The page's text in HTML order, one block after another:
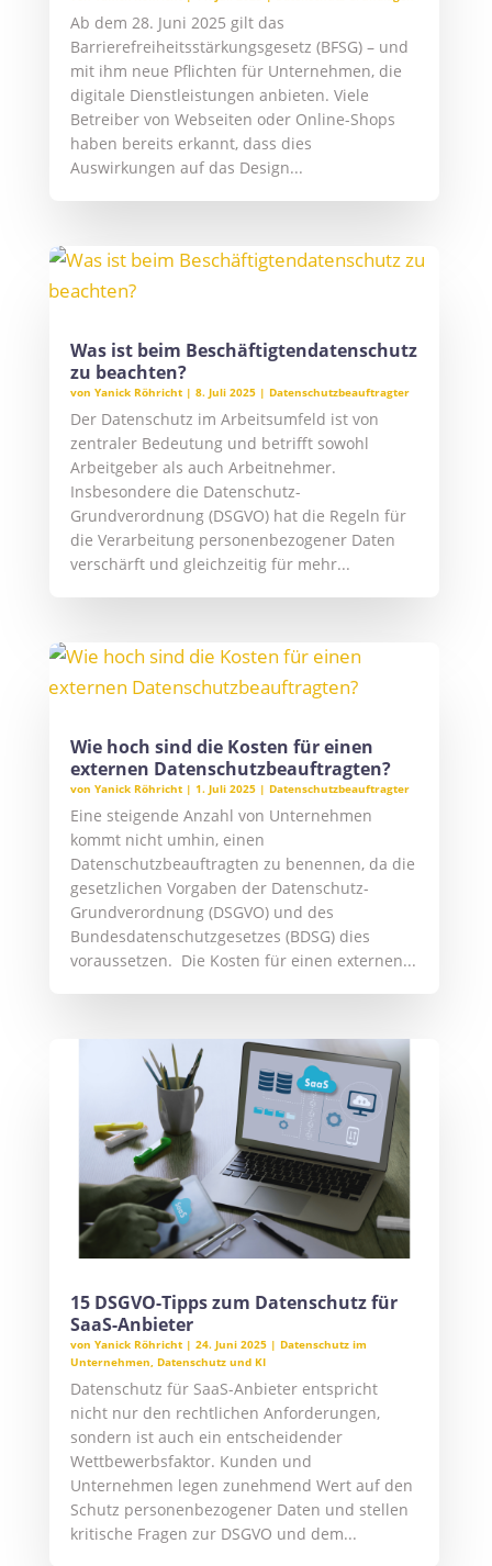
Ab dem 28. Juni 2025 gilt das
Barrierefreiheitsstärkungsgesetz (BFSG) – und
mit ihm neue Pflichten für Unternehmen, die
digitale Dienstleistungen anbieten. Viele
Betreiber von Webseiten oder Online-Shops
haben bereits erkannt, dass dies
Auswirkungen auf das Design...
Was ist beim Beschäftigtendatenschutz
zu beachten?
von Yanick Röhricht| 8. Juli 2025| Datenschutzbeauftragter
Der Datenschutz im Arbeitsumfeld ist von
zentraler Bedeutung und betrifft sowohl
Arbeitgeber als auch Arbeitnehmer.
Insbesondere die Datenschutz-
Grundverordnung (DSGVO) hat die Regeln für
die Verarbeitung personenbezogener Daten
verschärft und gleichzeitig für mehr...
Wie hoch sind die Kosten für einen
externen Datenschutzbeauftragten?
von Yanick Röhricht| 1. Juli 2025| Datenschutzbeauftragter
Eine steigende Anzahl von Unternehmen
kommt nicht umhin, einen
Datenschutzbeauftragten zu benennen, da die
gesetzlichen Vorgaben der Datenschutz-
Grundverordnung (DSGVO) und des
Bundesdatenschutzgesetzes (BDSG) dies
voraussetzen. Die Kosten für einen externen...
15 DSGVO-Tipps zum Datenschutz für
SaaS-Anbieter
von Yanick Röhricht| 24. Juni 2025| Datenschutz im
Unternehmen Datenschutz und KI
Datenschutz für SaaS-Anbieter entspricht
nicht nur den rechtlichen Anforderungen,
sondern ist auch ein entscheidender
Wettbewerbsfaktor. Kunden und
Unternehmen legen zunehmend Wert auf den
Schutz personenbezogener Daten und stellen
kritische Fragen zur DSGVO und dem...